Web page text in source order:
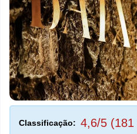
Classificação: 4,6/5 (181